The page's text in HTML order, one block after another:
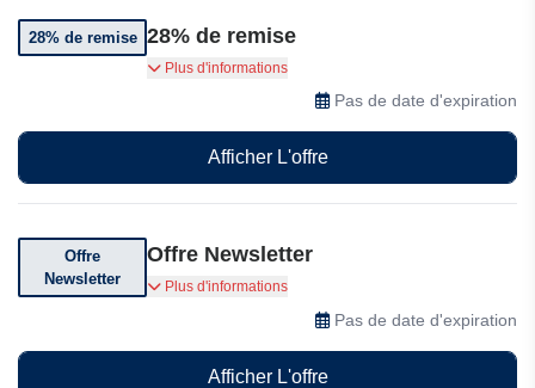
28% de remise 28% de remise
Standard Antivirus est disponible à partir de
24,99 €/an, avec une remise de 28% sur le prix
Plus d'informations
Pas de date d'expiration
Afficher L'offre
Offre
Newsletter
Offre Newsletter
Inscrivez-vous à la newsletter dès aujourd'hui
pour recevoir des offres spéciales
Plus d'informations
Pas de date d'expiration
Afficher L'offre